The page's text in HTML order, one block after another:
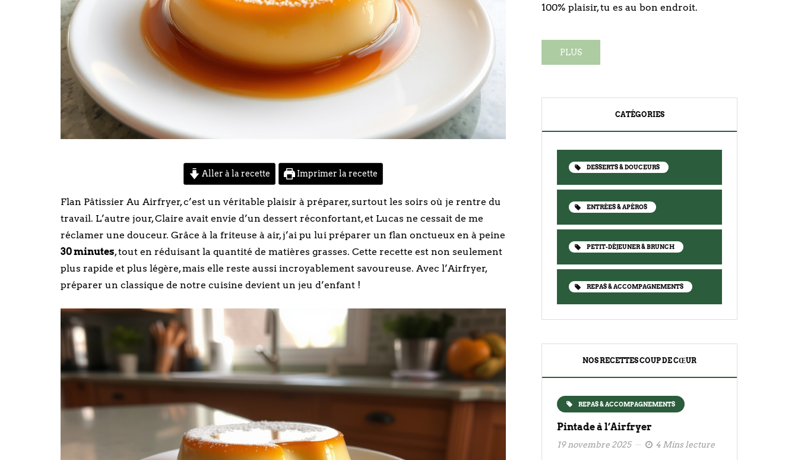
Aller à la recette Imprimer la recette
Flan Pâtissier Au Airfryer, c’est un véritable plaisir à préparer, surtout les soirs où je rentre du
travail. L’autre jour, Claire avait envie d’un dessert réconfortant, et Lucas ne cessait de me
réclamer une douceur. Grâce à la friteuse à air, j’ai pu lui préparer un flan onctueux en à peine
30 minutes, tout en réduisant la quantité de matières grasses. Cette recette est non seulement
plus rapide et plus légère, mais elle reste aussi incroyablement savoureuse. Avec l’Airfryer,
préparer un classique de notre cuisine devient un jeu d’enfant !
100% plaisir, tu es au bon endroit.
PLUS
CATÉGORIES
DESSERTS & DOUCEURS
ENTRÉES & APÉROS
PETIT-DÉJEUNER & BRUNCH
REPAS & ACCOMPAGNEMENTS
NOS RECETTES COUP DE CŒUR
REPAS & ACCOMPAGNEMENTS
Pintade à l’Airfryer
19 novembre 2025 4 Mins lecture